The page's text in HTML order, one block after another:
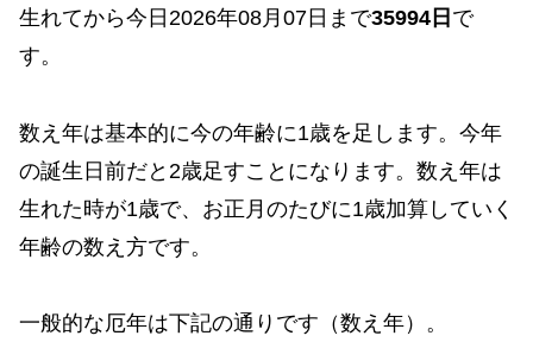
生れてから今日2026年08月07日まで35994日 で
す。
数え年は基本的に今の年齢に1歳を足します。今年
の誕生日前だと2歳足すことになります。数え年は
生れた時が1歳で、お正月のたびに1歳加算していく
年齢の数え方です。
一般的な厄年は下記の通りです（数え年）。